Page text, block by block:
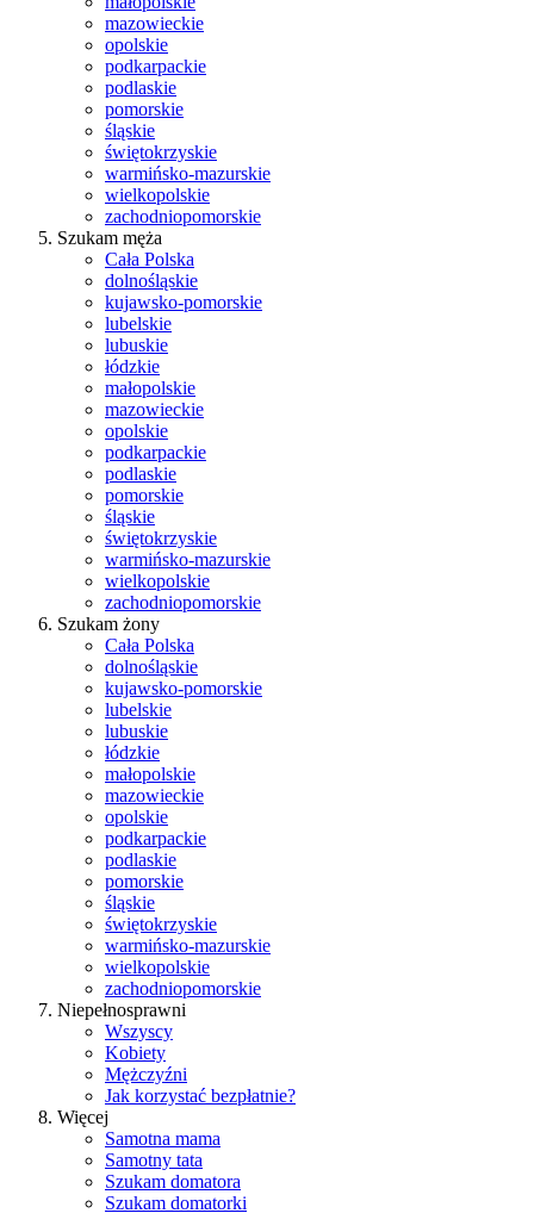
mazowieckie
opolskie
podkarpackie
podlaskie
pomorskie
śląskie
świętokrzyskie
warmińsko-mazurskie
wielkopolskie
zachodniopomorskie
Szukam męża
Cała Polska
dolnośląskie
kujawsko-pomorskie
lubelskie
lubuskie
łódzkie
małopolskie
mazowieckie
opolskie
podkarpackie
podlaskie
pomorskie
śląskie
świętokrzyskie
warmińsko-mazurskie
wielkopolskie
zachodniopomorskie
Szukam żony
Cała Polska
dolnośląskie
kujawsko-pomorskie
lubelskie
lubuskie
łódzkie
małopolskie
mazowieckie
opolskie
podkarpackie
podlaskie
pomorskie
śląskie
świętokrzyskie
warmińsko-mazurskie
wielkopolskie
zachodniopomorskie
Niepełnosprawni
Wszyscy
Kobiety
Mężczyźni
Jak korzystać bezpłatnie?
Więcej
Samotna mama
Samotny tata
Szukam domatora
Szukam domatorki